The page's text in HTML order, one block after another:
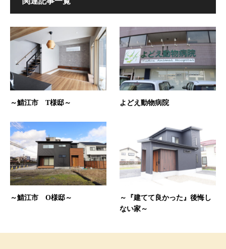
～鯖江市 T様邸～ よどえ動物病院
～鯖江市 O様邸～
～『建てて良かった』後悔し
ない家～